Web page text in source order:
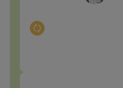
Auswahl ändern